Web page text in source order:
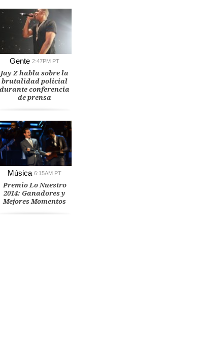
Gente 2:47PM PT
Jay Z habla sobre la
brutalidad policial
durante conferencia
de prensa
Música 6:15AM PT
Premio Lo Nuestro
2014: Ganadores y
Mejores Momentos